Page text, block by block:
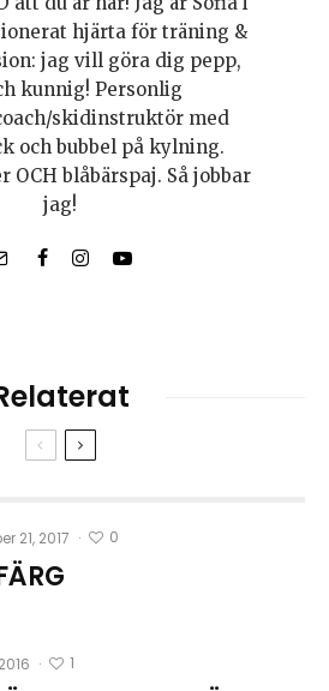
hjärta för träning &
jag vill göra dig pepp,
kunnig! Personlig
skidinstruktör med
och bubbel på kylning.
OCH blåbärspaj. Så jobbar
jag!
21, 2017 · 0
· 1